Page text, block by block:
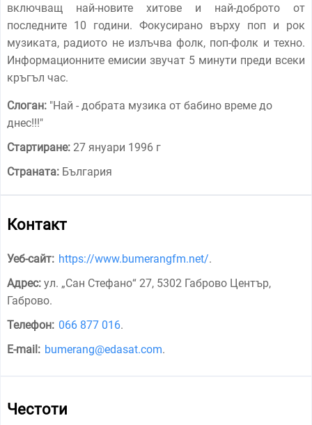
включващ най-новите хитове и най-доброто от
последните 10 години. Фокусирано върху поп и рок
музиката, радиото не излъчва фолк, поп-фолк и техно.
Информационните емисии звучат 5 минути преди всеки
кръгъл час.
Слоган: "Най - добрата музика от бабино време до
днес!!!"
Стартиране: 27 януари 1996 г
Страната: България
Контакт
Уеб-сайт: https://www.bumerangfm.net/.
Адрес: ул. „Сан Стефано“ 27, 5302 Габрово Център,
Габрово.
Телефон: 066 877 016.
E-mail: bumerang@edasat.com.
Честоти